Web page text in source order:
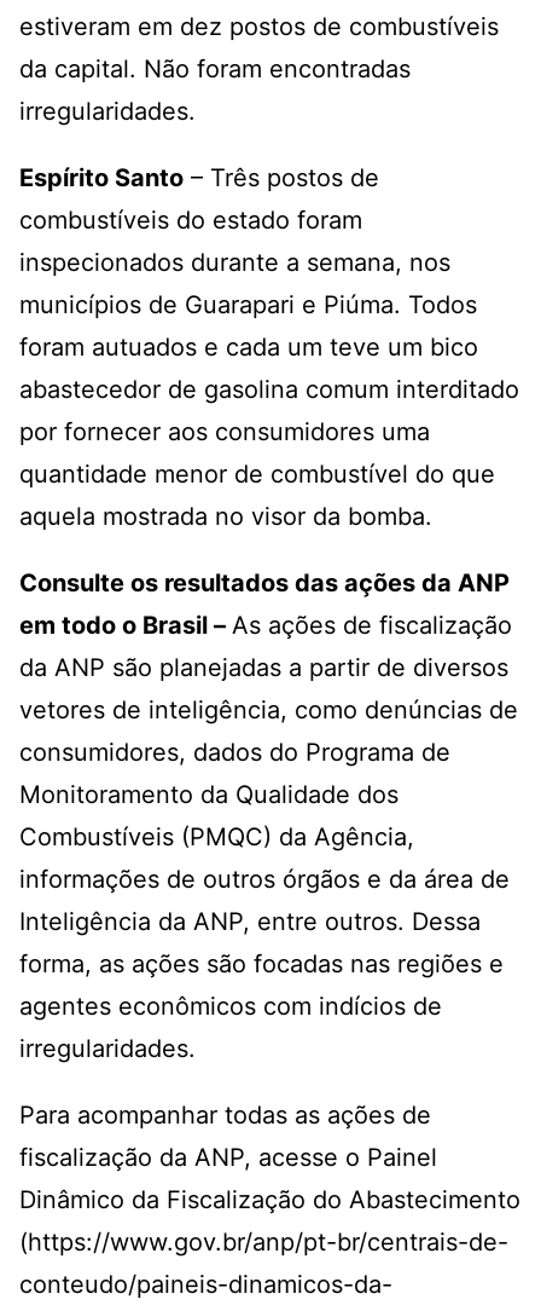
estiveram em dez postos de combustíveis
da capital. Não foram encontradas
irregularidades.
Espírito Santo – Três postos de
combustíveis do estado foram
inspecionados durante a semana, nos
municípios de Guarapari e Piúma. Todos
foram autuados e cada um teve um bico
abastecedor de gasolina comum interditado
por fornecer aos consumidores uma
quantidade menor de combustível do que
aquela mostrada no visor da bomba.
Consulte os resultados das ações da ANP
em todo o Brasil – As ações de fiscalização
da ANP são planejadas a partir de diversos
vetores de inteligência, como denúncias de
consumidores, dados do Programa de
Monitoramento da Qualidade dos
Combustíveis (PMQC) da Agência,
informações de outros órgãos e da área de
Inteligência da ANP, entre outros. Dessa
forma, as ações são focadas nas regiões e
agentes econômicos com indícios de
irregularidades.
Para acompanhar todas as ações de
fiscalização da ANP, acesse o Painel
Dinâmico da Fiscalização do Abastecimento
(https://www.gov.br/anp/pt-br/centrais-de-
conteudo/paineis-dinamicos-da-